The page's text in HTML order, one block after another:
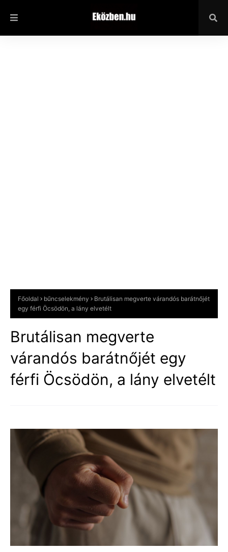
Főoldal bűncselekmény
Brutálisan megverte várandós barátnőjét
egy férfi Öcsödön, a lány elvetélt
Brutálisan megverte
várandós barátnőjét egy
férfi Öcsödön, a lány elvetélt